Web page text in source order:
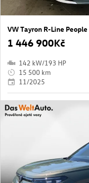
1 446 900Kč
142 kW/193 HP
15 500 km
11/2025